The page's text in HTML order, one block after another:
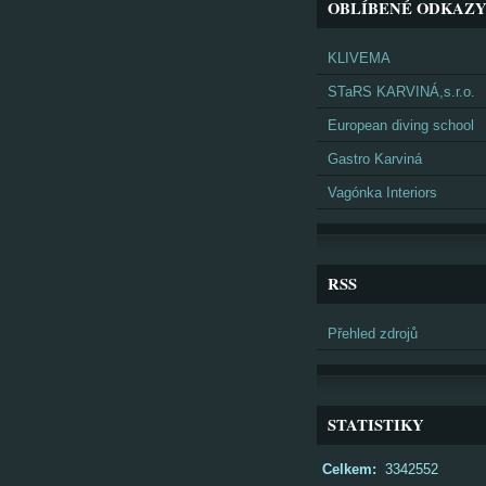
OBLÍBENÉ ODKAZY
KLIVEMA
STaRS KARVINÁ,s.r.o.
European diving school
Gastro Karviná
Vagónka Interiors
RSS
Přehled zdrojů
STATISTIKY
Celkem: 3342552